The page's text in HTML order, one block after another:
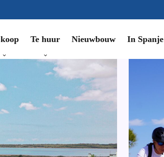
Te huur Nieuwbouw In Spanje